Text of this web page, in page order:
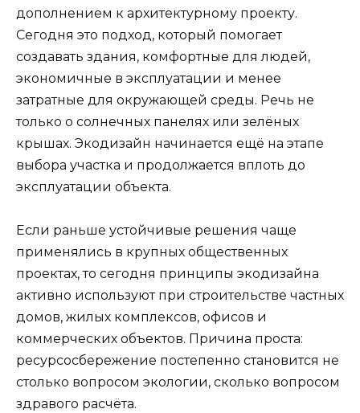
дополнением к архитектурному проекту.
Сегодня это подход, который помогает
создавать здания, комфортные для людей,
экономичные в эксплуатации и менее
затратные для окружающей среды. Речь не
только о солнечных панелях или зелёных
крышах. Экодизайн начинается ещё на этапе
выбора участка и продолжается вплоть до
эксплуатации объекта.
Если раньше устойчивые решения чаще
применялись в крупных общественных
проектах, то сегодня принципы экодизайна
активно используют при строительстве частных
домов, жилых комплексов, офисов и
коммерческих объектов. Причина проста:
ресурсосбережение постепенно становится не
столько вопросом экологии, сколько вопросом
здравого расчёта.